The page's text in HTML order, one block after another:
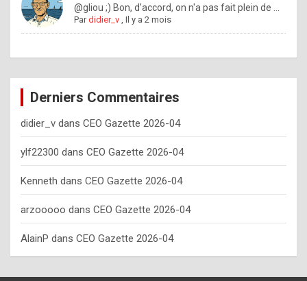
w
o
e
y
o
u
s
h
o
@gliou ;) Bon, d'accord, on n'a pas fait plein de ...
Pardidier_v ,Il y a 2 mois
Derniers Commentaires
didier_v dans CEO Gazette 2026-04
ylf22300 dans CEO Gazette 2026-04
Kenneth dans CEO Gazette 2026-04
arzooooo dans CEO Gazette 2026-04
AlainP dans CEO Gazette 2026-04